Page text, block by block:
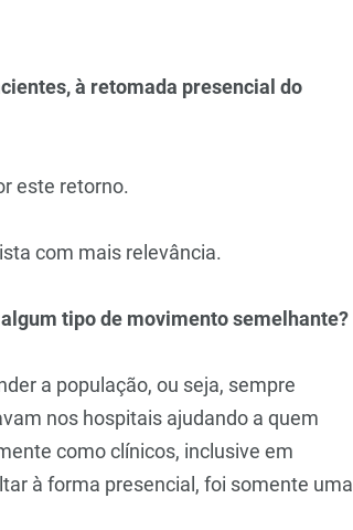
à retomada presencial do
este retorno.
com mais relevância.
tipo de movimento semelhante?
a população, ou seja, sempre
nos hospitais ajudando a quem
como clínicos, inclusive em
à forma presencial, foi somente uma